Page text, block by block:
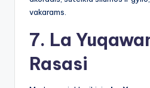
vakarams.
7. La
Rasasi